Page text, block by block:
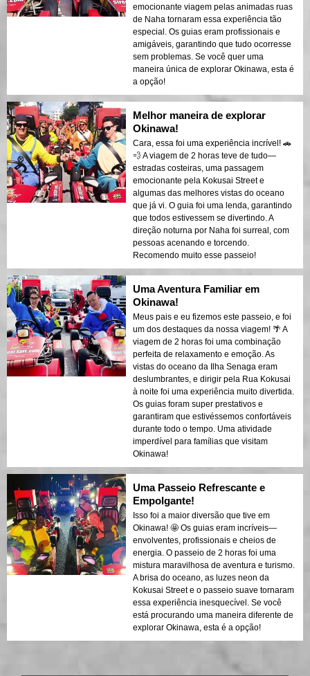
emocionante viagem pelas animadas ruas
de Naha tornaram essa experiência tão
especial. Os guias eram profissionais e
amigáveis, garantindo que tudo ocorresse
sem problemas. Se você quer uma
maneira única de explorar Okinawa, esta é
a opção!
Melhor maneira de explorar
Okinawa!
Cara, essa foi uma experiência incrível! 🚗
💨 A viagem de 2 horas teve de tudo—
estradas costeiras, uma passagem
emocionante pela Kokusai Street e
algumas das melhores vistas do oceano
que já vi. O guia foi uma lenda, garantindo
que todos estivessem se divertindo. A
direção noturna por Naha foi surreal, com
pessoas acenando e torcendo.
Recomendo muito esse passeio!
Uma Aventura Familiar em
Okinawa!
Meus pais e eu fizemos este passeio, e foi
um dos destaques da nossa viagem! 🌴 A
viagem de 2 horas foi uma combinação
perfeita de relaxamento e emoção. As
vistas do oceano da Ilha Senaga eram
deslumbrantes, e dirigir pela Rua Kokusai
à noite foi uma experiência muito divertida.
Os guias foram super prestativos e
garantiram que estivéssemos confortáveis
durante todo o tempo. Uma atividade
imperdível para famílias que visitam
Okinawa!
Uma Passeio Refrescante e
Empolgante!
Isso foi a maior diversão que tive em
Okinawa! 🤩 Os guias eram incríveis—
envolventes, profissionais e cheios de
energia. O passeio de 2 horas foi uma
mistura maravilhosa de aventura e turismo.
A brisa do oceano, as luzes neon da
Kokusai Street e o passeio suave tornaram
essa experiência inesquecível. Se você
está procurando uma maneira diferente de
explorar Okinawa, esta é a opção!